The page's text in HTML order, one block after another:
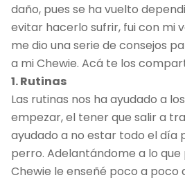
daño, pues se ha vuelto
evitar hacerlo sufrir, fui con mi
me dio una serie de consejos
a mi Chewie. Acá te los
1. Rutinas
Las rutinas nos ha ayudado a
empezar, el tener que salir a
ayudado a no estar todo el día
perro. Adelantándome a lo
Chewie le enseñé poco a poco